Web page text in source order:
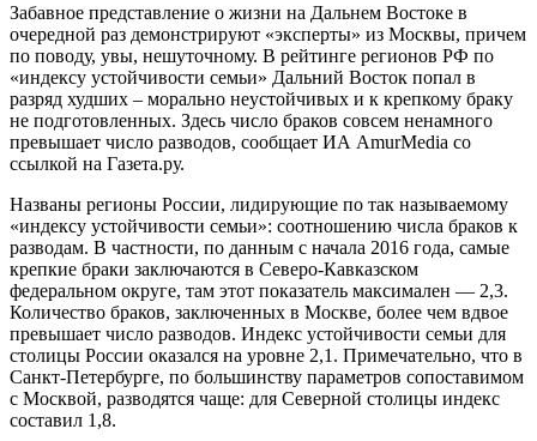
Забавное представление о жизни на Дальнем Востоке в
очередной раз демонстрируют «эксперты» из Москвы, причем
по поводу, увы, нешуточному. В рейтинге регионов РФ по
«индексу устойчивости семьи» Дальний Восток попал в
разряд худших – морально неустойчивых и к крепкому браку
не подготовленных. Здесь число браков совсем ненамного
превышает число разводов, сообщает ИА AmurMedia со
ссылкой на Газета.ру.
Названы регионы России, лидирующие по так называемому
«индексу устойчивости семьи»: соотношению числа браков к
разводам. В частности, по данным с начала 2016 года, самые
крепкие браки заключаются в Северо-Кавказском
федеральном округе, там этот показатель максимален — 2,3.
Количество браков, заключенных в Москве, более чем вдвое
превышает число разводов. Индекс устойчивости семьи для
столицы России оказался на уровне 2,1. Примечательно, что в
Санкт-Петербурге, по большинству параметров сопоставимом
с Москвой, разводятся чаще: для Северной столицы индекс
составил 1,8.